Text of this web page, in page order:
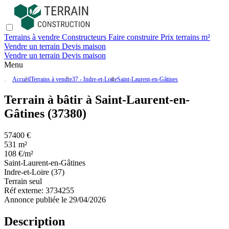
Terrains à vendre Constructeurs Faire construire Prix terrains m²
Vendre un terrain Devis maison
Vendre un terrain Devis maison
Menu
AccueilTerrains à vendre37 - Indre-et-LoireSaint-Laurent-en-Gâtines
Terrain à bâtir à Saint-Laurent-en-
Gâtines (37380)
57400 €
531 m²
108 €/m²
Saint-Laurent-en-Gâtines
Indre-et-Loire (37)
Terrain seul
Réf externe: 3734255
Annonce publiée le 29/04/2026
Description